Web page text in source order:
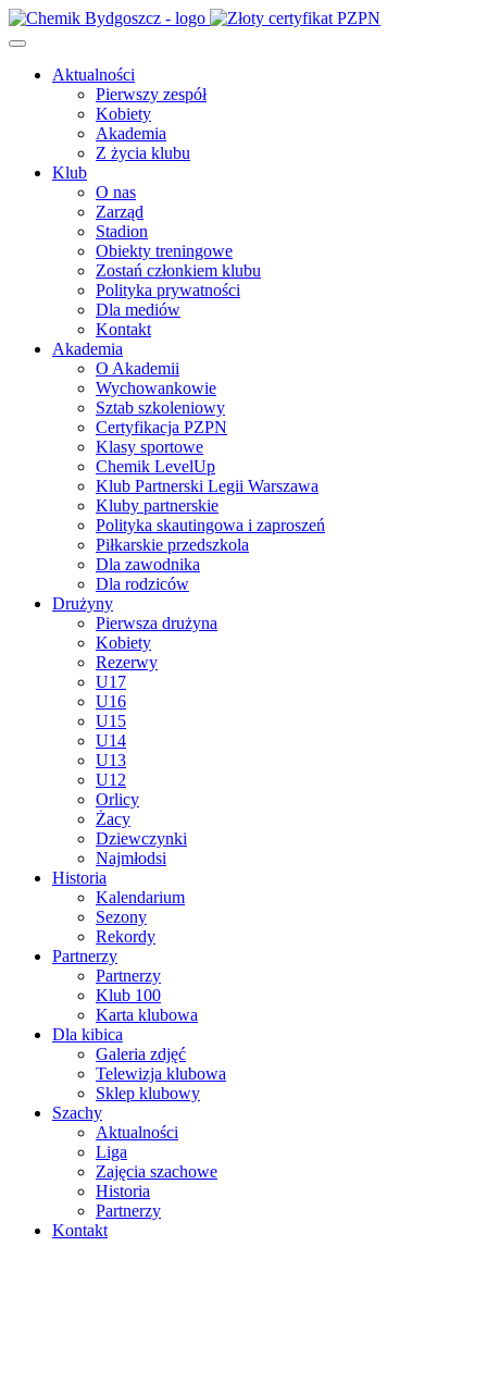
Aktualności
Pierwszy zespół
Kobiety
Akademia
Z życia klubu
Klub
O nas
Zarząd
Stadion
Obiekty treningowe
Zostań członkiem klubu
Polityka prywatności
Dla mediów
Kontakt
Akademia
O Akademii
Wychowankowie
Sztab szkoleniowy
Certyfikacja PZPN
Klasy sportowe
Chemik LevelUp
Klub Partnerski Legii Warszawa
Kluby partnerskie
Polityka skautingowa i zaproszeń
Piłkarskie przedszkola
Dla zawodnika
Dla rodziców
Drużyny
Pierwsza drużyna
Kobiety
Rezerwy
U17
U16
U15
U14
U13
U12
Orlicy
Żacy
Dziewczynki
Najmłodsi
Historia
Kalendarium
Sezony
Rekordy
Partnerzy
Partnerzy
Klub 100
Karta klubowa
Dla kibica
Galeria zdjęć
Telewizja klubowa
Sklep klubowy
Szachy
Aktualności
Liga
Zajęcia szachowe
Historia
Partnerzy
Kontakt